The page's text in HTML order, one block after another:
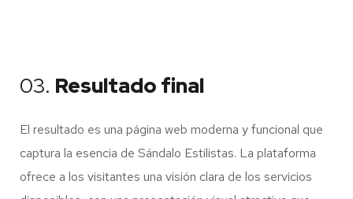
03. Resultado final
El resultado es una página web moderna y funcional que
captura la esencia de Sándalo Estilistas. La plataforma
ofrece a los visitantes una visión clara de los servicios